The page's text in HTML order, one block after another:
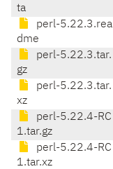
ta
perl-5.22.3.rea
dme
perl-5.22.3.tar.
gz
perl-5.22.3.tar.
xz
perl-5.22.4-RC
1.tar.gz
perl-5.22.4-RC
1.tar.xz